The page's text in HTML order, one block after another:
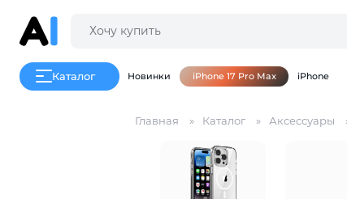
Каталог Новинки iPhone 17 Pro Max iPhone
Главная Каталог Аксессуары